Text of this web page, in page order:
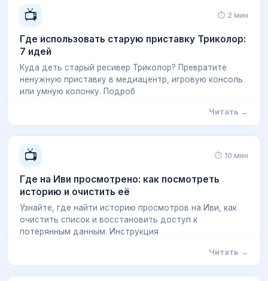
📺 ⏱ 2 мин
Где использовать старую приставку Триколор:
7 идей
Куда деть старый ресивер Триколор? Превратите
ненужную приставку в медиацентр, игровую консоль
или умную колонку. Подроб
Читать →
📺 ⏱ 10 мин
Где на Иви просмотрено: как посмотреть
историю и очистить её
Узнайте, где найти историю просмотров на Иви, как
очистить список и восстановить доступ к
потерянным данным. Инструкция
Читать →